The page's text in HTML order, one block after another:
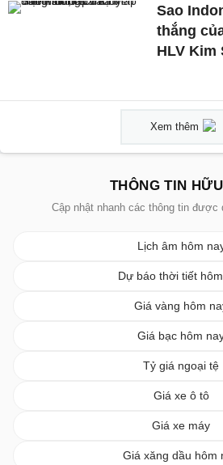
Sao
thắng
HLV Kim
Xem thêm
THÔNG TIN
Cập nhật nhanh các thông tin được
Lịch âm hôm
Dự báo thời tiết
Giá vàng hôm
Giá bạc hôm
Tỷ giá ngoại tệ
Giá xe ô tô
Giá xe máy
Giá xăng dầu hôm